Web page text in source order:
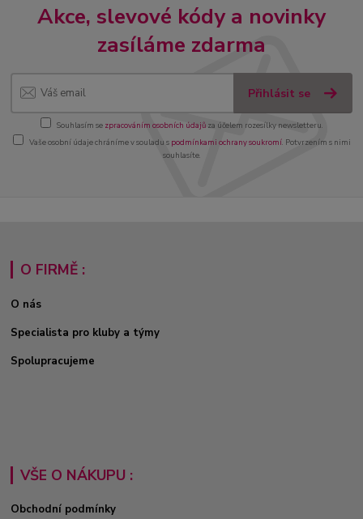
Akce, slevové kódy a novinky
zasíláme zdarma
Přihlásit se
Souhlasím se zpracováním osobních údajůza účelem rozesílky newsletteru.
Vaše osobní údaje chráníme v souladu s podmínkami ochrany soukromí. Potvrzením s nimi
souhlasíte.
O FIRMĚ :
O nás
Specialista pro kluby a týmy
Spolupracujeme
VŠE O NÁKUPU :
Obchodní podmínky